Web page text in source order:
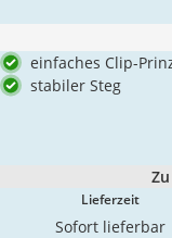
einfaches Clip-
stabiler Steg
Lieferzeit
Sofort lieferbar